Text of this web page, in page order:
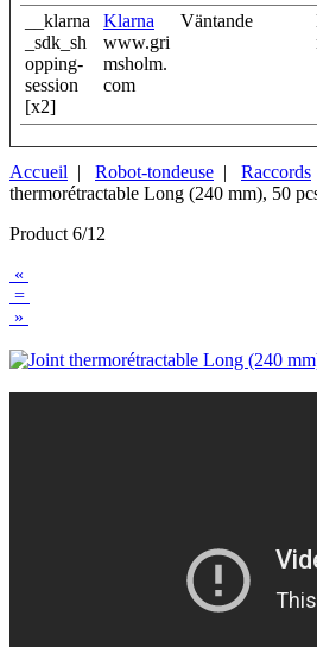
__klarna
_sdk_sh
opping-
session
[x2]
Klarna
www.gri
msholm.
com
Väntande
Accueil | Robot-tondeuse | Raccords
thermorétractable Long (240 mm), 50
Product 6/12
«
=
»